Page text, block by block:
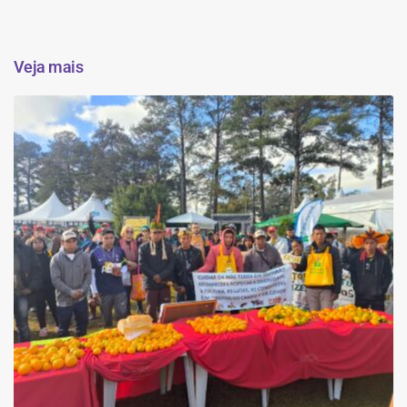
Veja mais